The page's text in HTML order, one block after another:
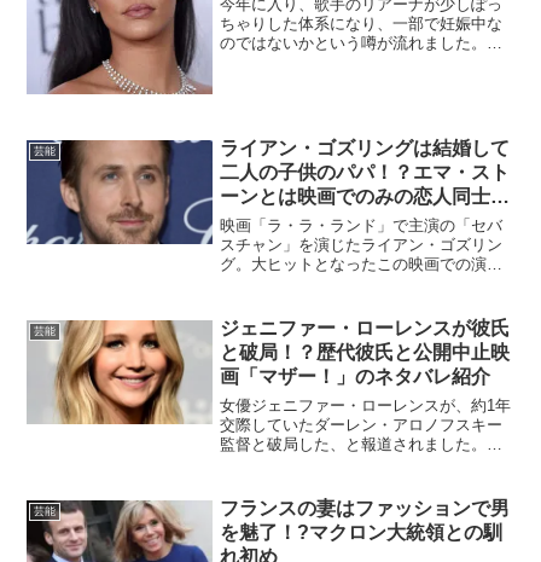
今年に入り、歌手のリアーナが少しぽっ
ちゃりした体系になり、一部で妊娠中な
のではないかという噂が流れました。リ
芸能
ライアン・ゴズリングは結婚して
二人の子供のパパ！？エマ・スト
ーンとは映画でのみの恋人同士だ
った!
映画「ラ・ラ・ランド」で主演の「セバ
スチャン」を演じたライアン・ゴズリン
グ。大ヒットとなったこの映画での演技
コメディ部門)を獲得しました。共演した
人気女優のエ...
芸能
ジェニファー・ローレンスが彼氏
と破局！？歴代彼氏と公開中止映
画「マザー！」のネタバレ紹介
女優ジェニファー・ローレンスが、約1年
交際していたダーレン・アロノフスキー
監督と破局した、と報道されました。ジ
念ながら日本での公開は中止となってし
まいました。今回はジ...
芸能
フランスの妻はファッションで男
を魅了！?マクロン大統領との馴
れ初め